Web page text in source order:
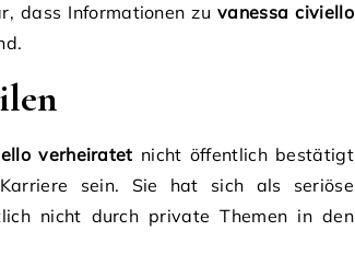
dass Informationen zuvanessa civiello
verheiratet nicht öffentlich bestätigt
sein. Sie hat sich als seriöse
nicht durch private Themen in den